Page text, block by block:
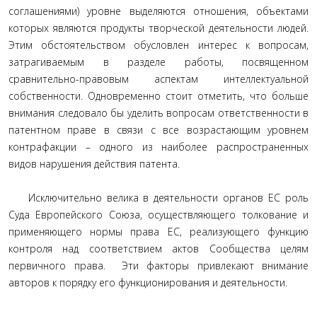
соглашениями) уровне выделяются отношения, объектами
которых являются продукты творческой деятельности людей.
Этим обстоятельством обусловлен интерес к вопросам,
затрагиваемым в разделе работы, посвященном
сравнительно-правовым аспектам интеллектуальной
собственности. Одновременно стоит отметить, что больше
внимания следовало бы уделить вопросам ответственности в
патентном праве в связи с все возрастающим уровнем
контрафакции – одного из наиболее распространенных
видов нарушения действия патента.
Исключительно велика в деятельности органов ЕС роль
Суда Европейского Союза, осуществляющего толкование и
применяющего нормы права ЕС, реализующего функцию
контроля над соответствием актов Сообщества целям
первичного права. Эти факторы привлекают внимание
авторов к порядку его функционирования и деятельности.